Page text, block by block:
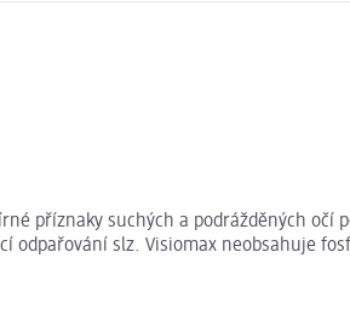
příznaky suchých a podrážděných očí
slz. Visiomax neobsahuje